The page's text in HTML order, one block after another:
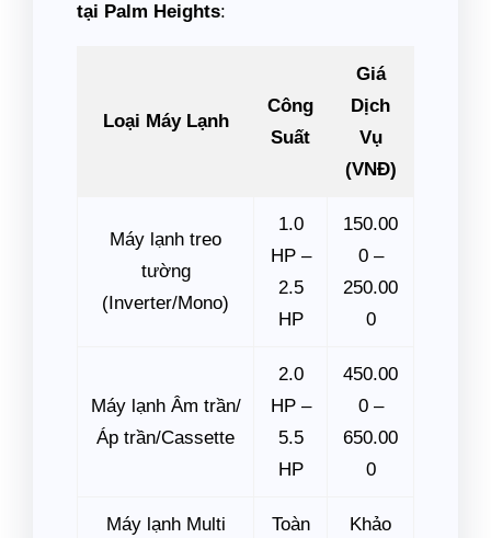
tại Palm Heights:
Loại Máy Lạnh
Công
Suất
Giá
Dịch
Vụ
(VNĐ)
Máy lạnh treo
tường
(Inverter/Mono)
1.0
HP –
2.5
HP
150.00
0 –
250.00
0
Máy lạnh Âm trần/
Áp trần/Cassette
2.0
HP –
5.5
HP
450.00
0 –
650.00
0
Máy lạnh Multi
Toàn
Khảo